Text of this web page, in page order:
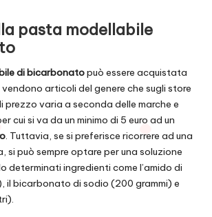
pasta modellabile
di bicarbonatopuò essere acquistata
articoli del genere che sugli store
prezzo varia a seconda delle marche e
cui si va da un minimo di 5 euro ad un
. Tuttavia, se si preferisce ricorrere ad una
può sempre optare per una soluzione
determinati ingredienti come l’amido di
il bicarbonato di sodio (200 grammi) e